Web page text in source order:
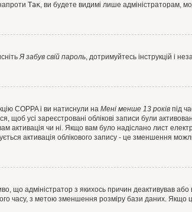
Так, ви будете видимі лише адміністраторам,
Я забув свій пароль, дотримуйтесь інструкцій і
COPPA і ви натиснули на Мені менше 13 років під
усі зареєстровані облікові записи були
активація чи ні. Якщо вам було надіслано лист
активація облікового запису - це зменшення
що адміністратор з якихось причин деактивував
часу, з метою зменшення розміру бази даних. Якщо